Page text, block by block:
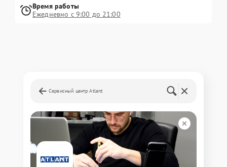
Время работы
Ежедневно с 9:00 до 21:00
Сервисный центр Atlant